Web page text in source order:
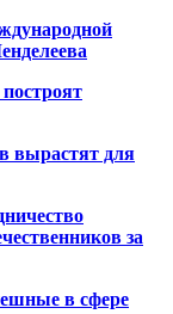
вырастят для
за
в сфере